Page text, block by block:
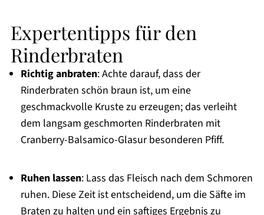
Expertentipps für den
Rinderbraten
Richtig anbraten: Achte darauf, dass der
Rinderbraten schön braun ist, um eine
geschmackvolle Kruste zu erzeugen; das verleiht
dem langsam geschmorten Rinderbraten mit
Cranberry-Balsamico-Glasur besonderen Pfiff.
Ruhen lassen: Lass das Fleisch nach dem Schmoren
ruhen. Diese Zeit ist entscheidend, um die Säfte im
Braten zu halten und ein saftiges Ergebnis zu